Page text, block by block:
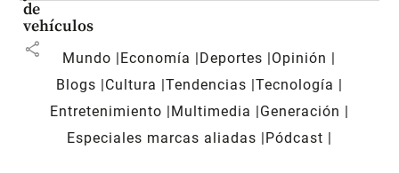
de
vehículos
share Mundo Economía Deportes
Opinión
Blogs
Cultura Tendencias Tecnología
Entretenimiento
Multimedia
Generación
Especiales marcas aliadas
Pódcast